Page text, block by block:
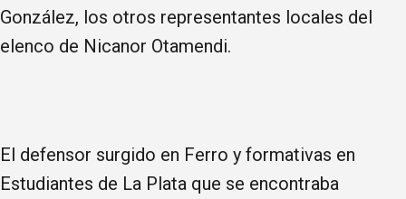
González, los otros representantes locales del
elenco de Nicanor Otamendi.
El defensor surgido en Ferro y formativas en
Estudiantes de La Plata que se encontraba